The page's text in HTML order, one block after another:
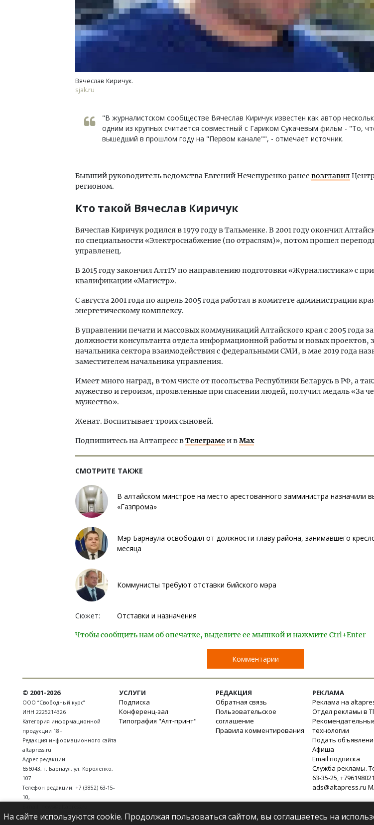
Вячеслав Киричук.
sjak.ru
"В журналистском сообществе Вячеслав Киричук известен как автор
одним из крупных считается совместный с Гариком Сукачевым фильм - "То,
вышедший в прошлом году на "Первом канале"", - отмечает источник.
Бывший руководитель ведомства Евгений Нечепуренко ранее возглавил
регионом.
Кто такой Вячеслав Киричук
Вячеслав Киричук родился в 1979 году в Тальменке. В 2001 году окончил
по специальности «Электроснабжение (по отраслям)», потом прошел
управленец.
В 2015 году закончил АлтГУ по направлению подготовки «Журналистика» с
квалификации «Магистр».
С августа 2001 года по апрель 2005 года работал в комитете администрации
энергетическому комплексу.
В управлении печати и массовых коммуникаций Алтайского края с 2005 года
должности консультанта отдела информационной работы и новых проектов,
начальника сектора взаимодействия с федеральными СМИ, в мае 2019 года
заместителем начальника управления.
Имеет много наград, в том числе от посольства Республики Беларусь в РФ, а
мужество и героизм, проявленные при спасении людей, получил медаль «За
мужество».
Женат. Воспитывает троих сыновей.
Подпишитесь на Алтапресс вТелеграмеи вMax
СМОТРИТЕ ТАКЖЕ
В алтайском минстрое на место арестованного замминистра назначили
«Газпрома»
Мэр Барнаула освободил от должности главу района, занимавшего
месяца
Коммунисты требуют отставки бийского мэра
Сюжет: Отставки и назначения
Чтобы сообщить нам об опечатке, выделите ее мышкой и нажмите Ctrl+Enter
Комментарии
Смелость архитектурных идей.
Генеральный директор компании
ЗИАС — об эстетике городов,
трендах в фасадах и развитии рынка
© 2001-2026
ООО “Свободный курс”
ИНН 2225214326
Категория информационной
продукции 18+
Редакция информационного сайта
altapress.ru
Адрес редакции:
656043, г. Барнаул, ул. Короленко,
107
Телефон редакции: +7 (3852) 63-15-
10,
УСЛУГИ
Подписка
Конференц-зал
Типография "Алт-принт"
РЕДАКЦИЯ
Обратная связь
Пользовательское
соглашение
Правила комментирования
РЕКЛАМА
Реклама на
Отдел рекламы в
технологии
Подать
Афиша
Email подписка
Служба рекламы.
63-35-25,
ads@altapress.ru
На сайте используются cookie. Продолжая пользоваться сайтом, вы соглашаетесь на